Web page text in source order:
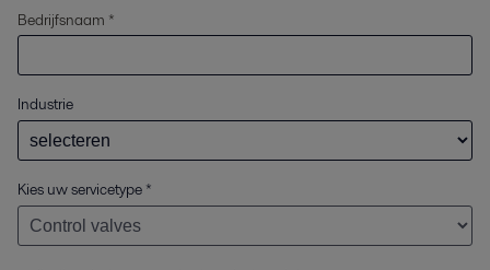
Bedrijfsnaam *
Industrie
Kies uw servicetype *